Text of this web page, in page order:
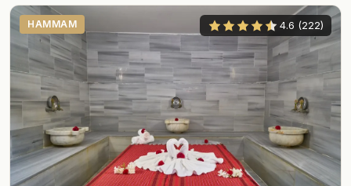
HAMMAM 4.6 (222)